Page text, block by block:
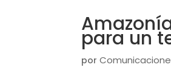
para un
por